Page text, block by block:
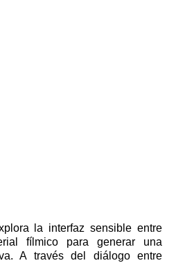
la interfaz sensible entre
fílmico para generar una
A través del diálogo entre